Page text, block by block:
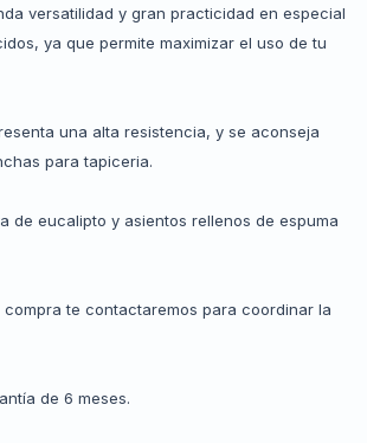
versatilidad y gran practicidad en especial
ya que permite maximizar el uso de tu
una alta resistencia, y se aconseja
para tapiceria.
de eucalipto y asientos rellenos de espuma
compra te contactaremos para coordinar la
de 6 meses.